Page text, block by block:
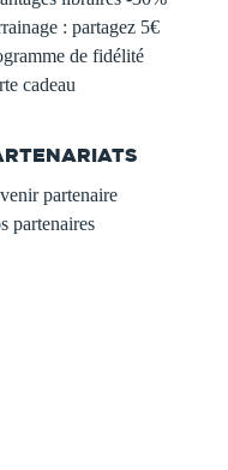
: partagez 5€
de fidélité
cadeau
partenaire
partenaires